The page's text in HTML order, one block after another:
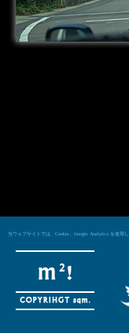
当ウェブサイトでは、Cookie、Google Analytics を使用